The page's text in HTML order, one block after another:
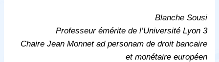
Blanche Sousi
Professeur émérite de l’Université Lyon 3
Chaire Jean Monnet ad personam de droit bancaire
et monétaire européen